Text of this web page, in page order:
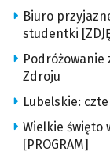
Biuro
studentki
Podróżowanie
Zdroju
Lubelskie:
Wielkie święto
[PROGRAM]